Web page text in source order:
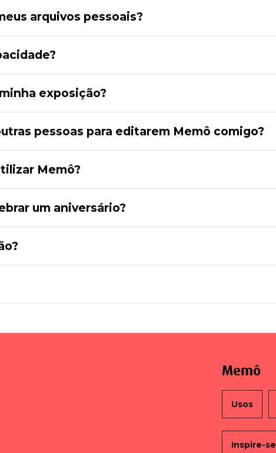
arquivos pessoais?
exposição?
pessoas para editarem Memô comigo?
Memô?
um aniversário?
Memô
Usos
Inspire-se